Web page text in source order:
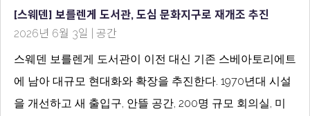
[스웨덴] 보를렌게 도서관, 도심 문화지구로 재개조 추진
2026년 6월 3일
공간
스웨덴 보를렌게 도서관이 이전 대신 기존 스베아토리에트
에 남아 대규모 현대화와 확장을 추진한다. 1970년대 시설
을 개선하고 새 출입구, 안뜰 공간, 200명 규모 회의실, 미